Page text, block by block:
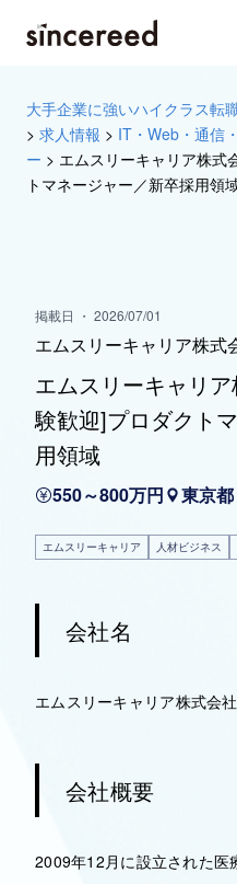
大手企業に強いハイクラス転
> 求人情報 > IT・Web・通信
ー > エムスリーキャリア株式
トマネージャー／新卒採用領
掲載日 ・ 2026/07/01
エムスリーキャリア株式
エムスリーキャリ
験歓迎]プロダクト
用領域
550～800万円 東京都
エムスリーキャリア 人材ビジネス
会社名
エムスリーキャリア株式会社
会社概要
2009年12月に設立された医